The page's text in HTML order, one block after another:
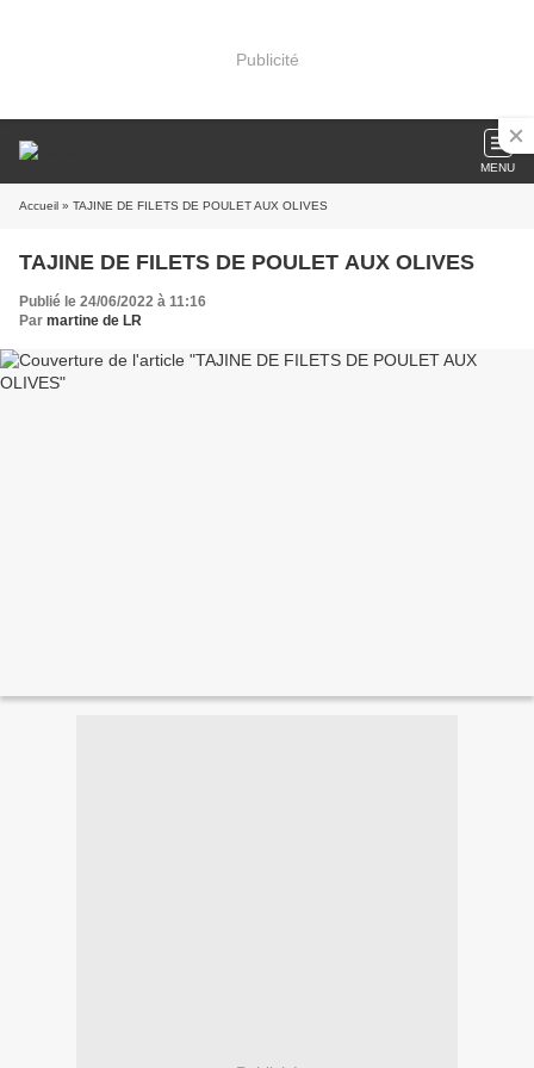
Publicité
MENU
Accueil » TAJINE DE FILETS DE POULET AUX OLIVES
TAJINE DE FILETS DE POULET AUX OLIVES
Publié le 24/06/2022 à 11:16
Par martine de LR